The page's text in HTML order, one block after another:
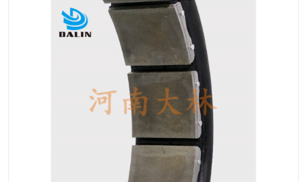
VC离合器 矿山离合器
PO隔膜离合器 气胎离合器
气动元件
DY隔膜式离合器 CB离合器
实芯轮胎
联轴器